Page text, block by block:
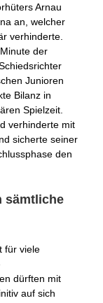
Arnau
an, welcher
verhinderte.
der
Junioren
Bilanz in
Spielzeit.
verhinderte mit
sicherte seiner
den
sämtliche
für viele
dürften mit
auf sich